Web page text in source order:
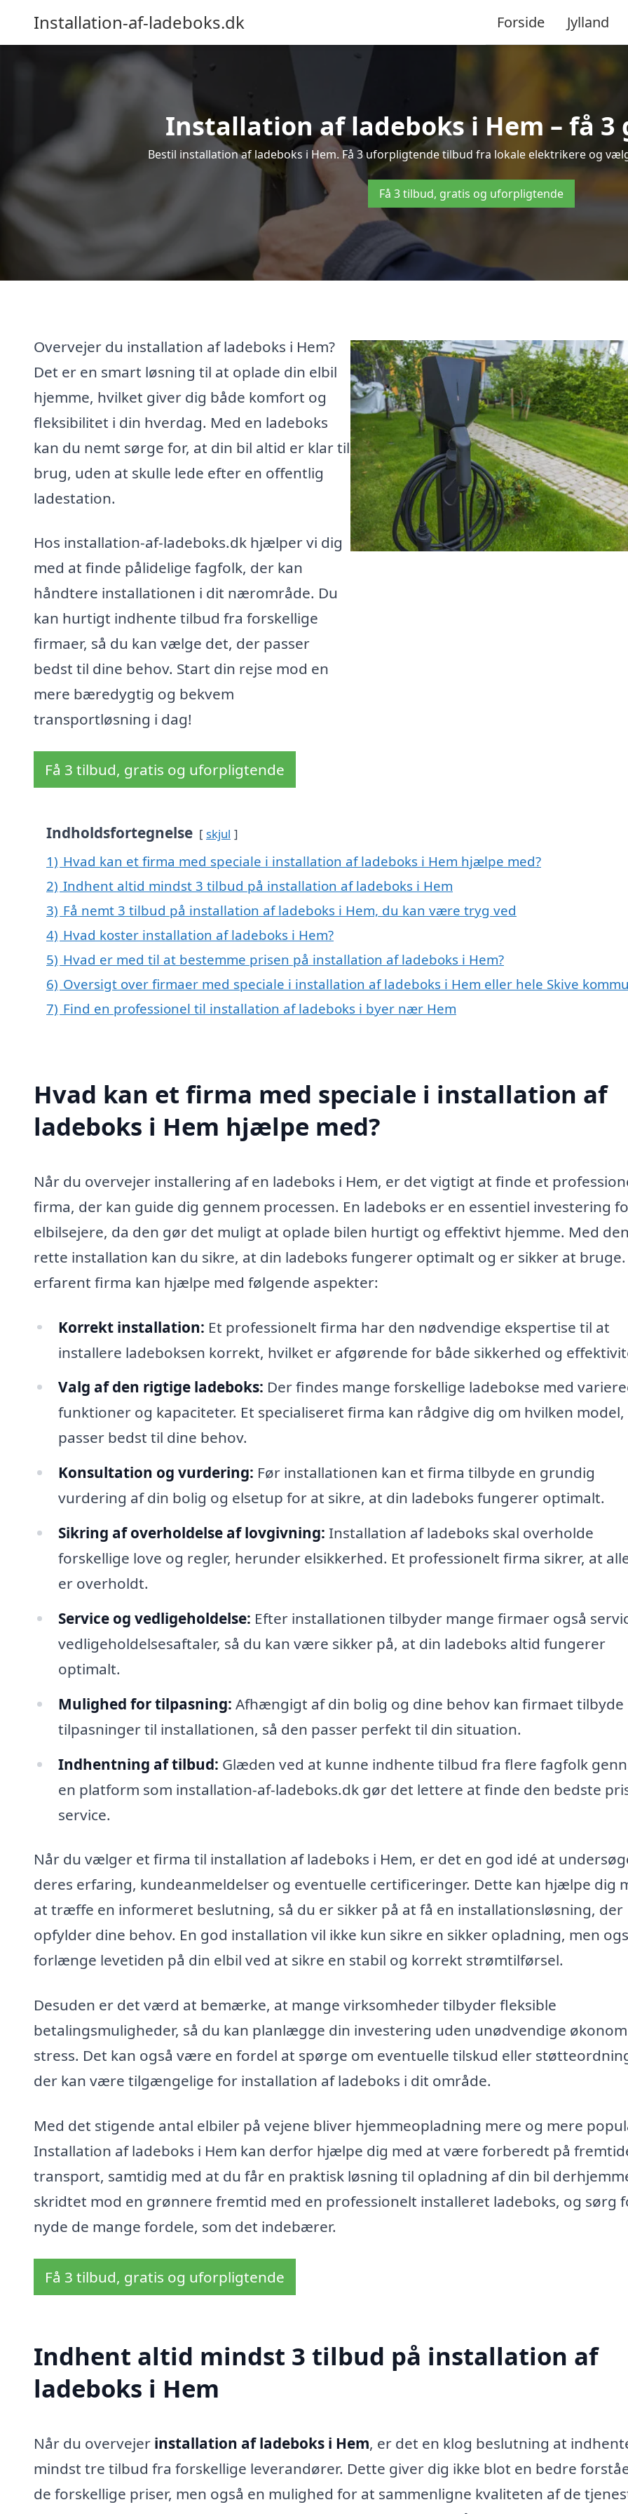
Installation-af-ladeboks.dk Forside Jylland
Installation af ladeboks i Hem – få
Bestil installation af ladeboks i Hem. Få 3 uforpligtende tilbud fra lokale elektrikere og
Få 3 tilbud, gratis og uforpligtende
Overvejer du installation af ladeboks i Hem?
Det er en smart løsning til at oplade din elbil
hjemme, hvilket giver dig både komfort og
fleksibilitet i din hverdag. Med en ladeboks
kan du nemt sørge for, at din bil altid er klar til
brug, uden at skulle lede efter en offentlig
ladestation.
Hos installation-af-ladeboks.dk hjælper vi dig
med at finde pålidelige fagfolk, der kan
håndtere installationen i dit nærområde. Du
kan hurtigt indhente tilbud fra forskellige
firmaer, så du kan vælge det, der passer
bedst til dine behov. Start din rejse mod en
mere bæredygtig og bekvem
transportløsning i dag!
Få 3 tilbud, gratis og uforpligtende
Indholdsfortegnelse skjul
1) Hvad kan et firma med speciale i installation af ladeboks i Hem hjælpe med?
2) Indhent altid mindst 3 tilbud på installation af ladeboks i Hem
3) Få nemt 3 tilbud på installation af ladeboks i Hem, du kan være tryg ved
4) Hvad koster installation af ladeboks i Hem?
5) Hvad er med til at bestemme prisen på installation af ladeboks i Hem?
6) Oversigt over firmaer med speciale i installation af ladeboks i Hem eller hele Skive
7) Find en professionel til installation af ladeboks i byer nær Hem
Hvad kan et firma med speciale i installation af
ladeboks i Hem hjælpe med?
Når du overvejer installering af en ladeboks i Hem, er det vigtigt at finde et
firma, der kan guide dig gennem processen. En ladeboks er en essentiel investering
elbilsejere, da den gør det muligt at oplade bilen hurtigt og effektivt hjemme. Med
rette installation kan du sikre, at din ladeboks fungerer optimalt og er sikker at bruge.
erfarent firma kan hjælpe med følgende aspekter:
Korrekt installation: Et professionelt firma har den nødvendige ekspertise til at
installere ladeboksen korrekt, hvilket er afgørende for både sikkerhed og
Valg af den rigtige ladeboks: Der findes mange forskellige ladebokse med
funktioner og kapaciteter. Et specialiseret firma kan rådgive dig om hvilken
passer bedst til dine behov.
Konsultation og vurdering: Før installationen kan et firma tilbyde en grundig
vurdering af din bolig og elsetup for at sikre, at din ladeboks fungerer optimalt.
Sikring af overholdelse af lovgivning: Installation af ladeboks skal overholde
forskellige love og regler, herunder elsikkerhed. Et professionelt firma sikrer, at
er overholdt.
Service og vedligeholdelse: Efter installationen tilbyder mange firmaer også
vedligeholdelsesaftaler, så du kan være sikker på, at din ladeboks altid fungerer
optimalt.
Mulighed for tilpasning: Afhængigt af din bolig og dine behov kan firmaet tilbyde
tilpasninger til installationen, så den passer perfekt til din situation.
Indhentning af tilbud: Glæden ved at kunne indhente tilbud fra flere fagfolk
en platform som installation-af-ladeboks.dk gør det lettere at finde den bedste
service.
Når du vælger et firma til installation af ladeboks i Hem, er det en god idé at
deres erfaring, kundeanmeldelser og eventuelle certificeringer. Dette kan hjælpe dig
at træffe en informeret beslutning, så du er sikker på at få en installationsløsning, der
opfylder dine behov. En god installation vil ikke kun sikre en sikker opladning, men
forlænge levetiden på din elbil ved at sikre en stabil og korrekt strømtilførsel.
Desuden er det værd at bemærke, at mange virksomheder tilbyder fleksible
betalingsmuligheder, så du kan planlægge din investering uden unødvendige
stress. Det kan også være en fordel at spørge om eventuelle tilskud eller
der kan være tilgængelige for installation af ladeboks i dit område.
Med det stigende antal elbiler på vejene bliver hjemmeopladning mere og mere
Installation af ladeboks i Hem kan derfor hjælpe dig med at være forberedt på
transport, samtidig med at du får en praktisk løsning til opladning af din bil
skridtet mod en grønnere fremtid med en professionelt installeret ladeboks, og sørg
nyde de mange fordele, som det indebærer.
Få 3 tilbud, gratis og uforpligtende
Indhent altid mindst 3 tilbud på installation af
ladeboks i Hem
Når du overvejer installation af ladeboks i Hem, er det en klog beslutning at
mindst tre tilbud fra forskellige leverandører. Dette giver dig ikke blot en bedre
de forskellige priser, men også en mulighed for at sammenligne kvaliteten af de